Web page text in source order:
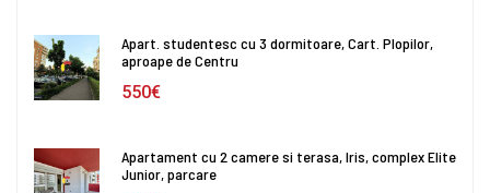
Apart. studentesc cu 3 dormitoare, Cart. Plopilor,
aproape de Centru
550€
Apartament cu 2 camere si terasa, Iris, complex Elite
Junior, parcare